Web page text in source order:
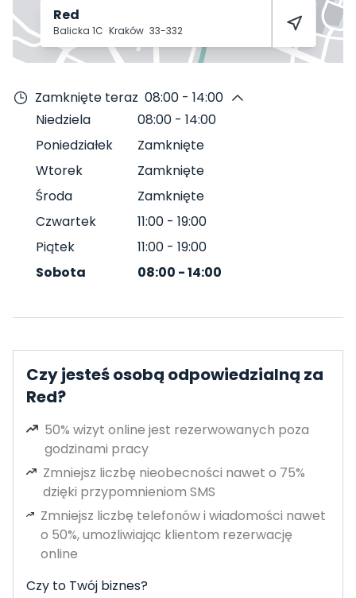
Red
Balicka 1C Kraków 33-332
Zamknięte teraz 08:00 - 14:00
Niedziela
08:00 - 14:00
Poniedziałek
Zamknięte
Wtorek
Zamknięte
Środa
Zamknięte
Czwartek
11:00 - 19:00
Piątek
11:00 - 19:00
Sobota
08:00 -14:00
Czy jesteś osobą odpowiedzialną za
Red?
50% wizyt online jest rezerwowanych poza
godzinami pracy
Zmniejsz liczbę nieobecności nawet o 75%
dzięki przypomnieniom SMS
Zmniejsz liczbę telefonów i wiadomości nawet
o 50%, umożliwiając klientom rezerwację
online
Czy to Twój biznes?